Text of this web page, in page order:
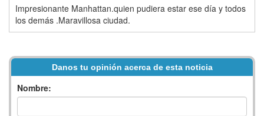
Impresionante Manhattan.quien pudiera estar ese día y todos
los demás .Maravillosa ciudad.
Danos tu opinión acerca de esta noticia
Nombre: